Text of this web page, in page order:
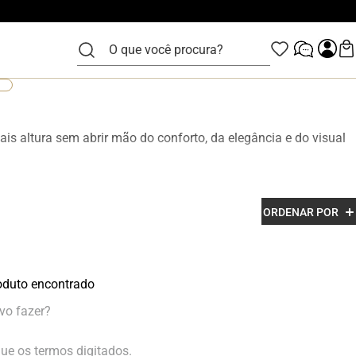
O que você procura?
altura sem abrir mão do conforto, da elegância e do visual
em couro legítimo e com acabamento premium, os
para garantir mais confiança, postura e estilo em
ORDENAR POR
encontrado
fazer?
os termos digitados.